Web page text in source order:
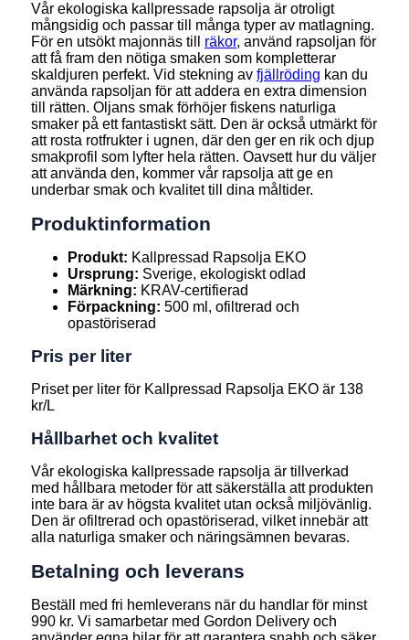
Vår ekologiska kallpressade rapsolja är otroligt
mångsidig och passar till många typer av matlagning.
För en utsökt majonnäs till räkor, använd rapsoljan för
att få fram den nötiga smaken som kompletterar
skaldjuren perfekt. Vid stekning av fjällröding kan du
använda rapsoljan för att addera en extra dimension
till rätten. Oljans smak förhöjer fiskens naturliga
smaker på ett fantastiskt sätt. Den är också utmärkt för
att rosta rotfrukter i ugnen, där den ger en rik och djup
smakprofil som lyfter hela rätten. Oavsett hur du väljer
att använda den, kommer vår rapsolja att ge en
underbar smak och kvalitet till dina måltider.
Produktinformation
Produkt: Kallpressad Rapsolja EKO
Ursprung: Sverige, ekologiskt odlad
Märkning: KRAV-certifierad
Förpackning: 500 ml, ofiltrerad och
opastöriserad
Pris per liter
Priset per liter för Kallpressad Rapsolja EKO är 138
kr/L
Hållbarhet och kvalitet
Vår ekologiska kallpressade rapsolja är tillverkad
med hållbara metoder för att säkerställa att produkten
inte bara är av högsta kvalitet utan också miljövänlig.
Den är ofiltrerad och opastöriserad, vilket innebär att
alla naturliga smaker och näringsämnen bevaras.
Betalning och leverans
Beställ med fri hemleverans när du handlar för minst
990 kr. Vi samarbetar med Gordon Delivery och